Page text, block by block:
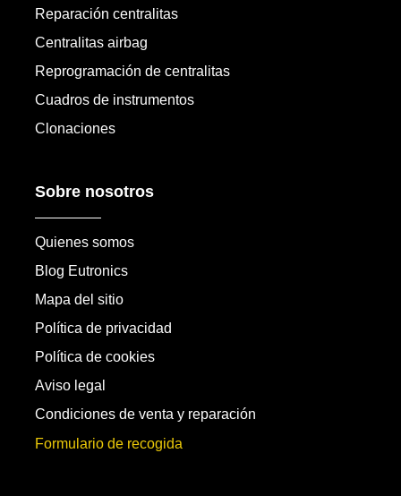
Reparación centralitas
Centralitas airbag
Reprogramación de centralitas
Cuadros de instrumentos
Clonaciones
Sobre nosotros
Quienes somos
Blog Eutronics
Mapa del sitio
Política de privacidad
Política de cookies
Aviso legal
Condiciones de venta y reparación
Formulario de recogida